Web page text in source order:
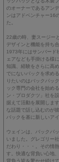
のオーナーであるアン
ンはアドベンチャー16
た。
22歳の時、妻スージー
デザインと機能を持ち
1973年にはサンバード
ェアなども手掛ける様
知識、経験をさらに高
でにないパックを求め
りたいのはバックパッ
ック専門の会社を始め
ン・プロダクツ」社を
据えて活動を展開しま
な話題で話し込むのが
バックを基に新しいア
ウェインは、バックパ
いました。グレゴリー
だわり・・・。その情
す。快適な背負い心地
背負う皆を驚かせ続けて